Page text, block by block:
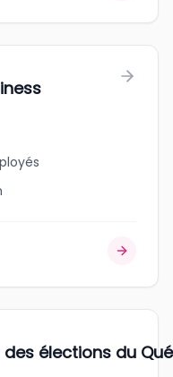
élections du